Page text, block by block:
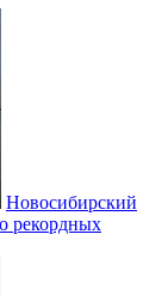
Новосибирский
рекордных